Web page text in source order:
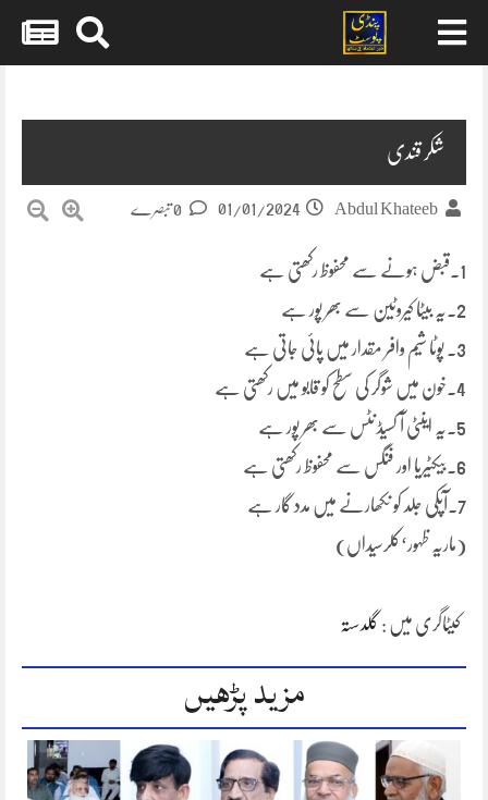
شکر قندی
Abdul Khateeb
01/01/2024
1۔قبض ہونے سے محفوظ رکھتی ہے
2۔یہ بیٹا کیروٹین سے بھر پور ہے
3۔ پوٹا شیم وافر مقدار میں پائی جاتی ہے
4۔خون میں شوگر کی سطح کو قابو میں رکھتی ہے
5۔یہ اینٹی آ کسیڈ نٹس سے بھر پور ہے
6۔بیکٹیریا اور فنگس سے محفوظ رکھتی ہے
7۔آپکی جلد کو نکھارنے میں مدد گار ہے
(ماریہ ظہور‘کلرسیداں)
کیٹاگری میں : گلدستہ
مزید پڑھیں